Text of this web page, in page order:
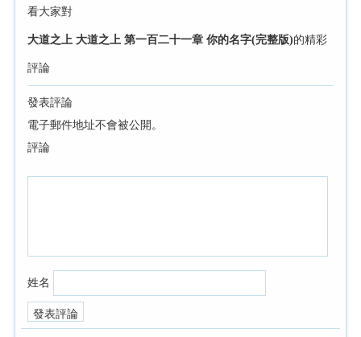
看大家對
大道之上 大道之上 第一百二十一章 你的名字(完整版)的精彩
評論
發表評論
電子郵件地址不會被公開。
評論
姓名